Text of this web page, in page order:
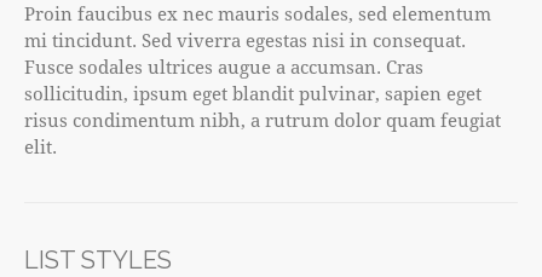
Proin faucibus ex nec mauris sodales, sed elementum
mi tincidunt. Sed viverra egestas nisi in consequat.
Fusce sodales ultrices augue a accumsan. Cras
sollicitudin, ipsum eget blandit pulvinar, sapien eget
risus condimentum nibh, a rutrum dolor quam feugiat
elit.
LIST STYLES